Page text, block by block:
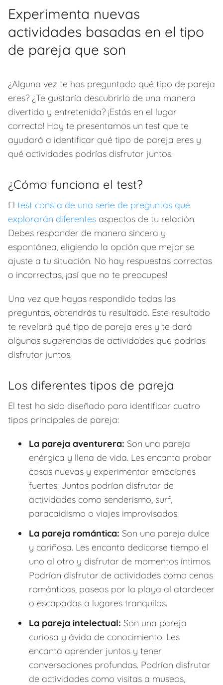
Experimenta nuevas
actividades basadas en el tipo
de pareja que son
¿Alguna vez te has preguntado qué tipo de pareja
eres? ¿Te gustaría descubrirlo de una manera
divertida y entretenida? ¡Estás en el lugar
correcto! Hoy te presentamos un test que te
ayudará a identificar qué tipo de pareja eres y
qué actividades podrías disfrutar juntos.
¿Cómo funciona el test?
El test consta de una serie de preguntas que
explorarán diferentes aspectos de tu relación.
Debes responder de manera sincera y
espontánea, eligiendo la opción que mejor se
ajuste a tu situación. No hay respuestas correctas
o incorrectas, ¡así que no te preocupes!
Una vez que hayas respondido todas las
preguntas, obtendrás tu resultado. Este resultado
te revelará qué tipo de pareja eres y te dará
algunas sugerencias de actividades que podrías
disfrutar juntos.
Los diferentes tipos de pareja
El test ha sido diseñado para identificar cuatro
tipos principales de pareja:
La pareja aventurera: Son una pareja
enérgica y llena de vida. Les encanta probar
cosas nuevas y experimentar emociones
fuertes. Juntos podrían disfrutar de
actividades como senderismo, surf,
paracaidismo o viajes improvisados.
La pareja romántica: Son una pareja dulce
y cariñosa. Les encanta dedicarse tiempo el
uno al otro y disfrutar de momentos íntimos.
Podrían disfrutar de actividades como cenas
románticas, paseos por la playa al atardecer
o escapadas a lugares tranquilos.
La pareja intelectual: Son una pareja
curiosa y ávida de conocimiento. Les
encanta aprender juntos y tener
conversaciones profundas. Podrían disfrutar
de actividades como visitas a museos,